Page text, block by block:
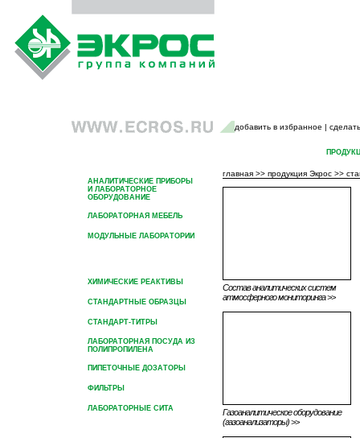
добавить в избранное |
АНАЛИТИЧЕСКИЕ ПРИБОРЫ
И ЛАБОРАТОРНОЕ
ОБОРУДОВАНИЕ
ЛАБОРАТОРНАЯ МЕБЕЛЬ
МОДУЛЬНЫЕ ЛАБОРАТОРИИ
ХИМИЧЕСКИЕ РЕАКТИВЫ
СТАНДАРТНЫЕ ОБРАЗЦЫ
СТАНДАРТ-ТИТРЫ
ЛАБОРАТОРНАЯ ПОСУДА ИЗ
ПОЛИПРОПИЛЕНА
ПИПЕТОЧНЫЕ ДОЗАТОРЫ
ФИЛЬТРЫ
ЛАБОРАТОРНЫЕ СИТА
главная >> продукция Экрос >>
Состав аналитических систем
атмосферного мониторинга >>
Газоаналитическое оборудование
(газоанализаторы) >>